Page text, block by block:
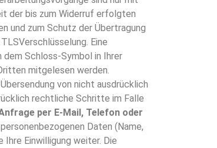
der bis zum Widerruf erfolgten
und zum Schutz der Übertragung
Eine
dem Schloss-Symbol in Ihrer
mitgelesen werden.
von nicht ausdrücklich
rechtliche Schritte im Falle
per E-Mail, Telefon oder
Daten (Name,
Einwilligung weiter. Die